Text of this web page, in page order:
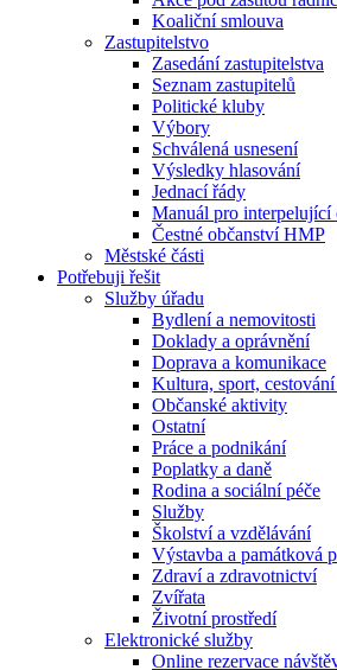
Koaliční smlouva
Zastupitelstvo
Zasedání zastupitelstva
Seznam zastupitelů
Politické kluby
Výbory
Schválená usnesení
Výsledky hlasování
Jednací řády
Manuál pro interpelující
Čestné občanství HMP
Městské části
Potřebuji řešit
Služby úřadu
Bydlení a nemovitosti
Doklady a oprávnění
Doprava a komunikace
Kultura, sport,
Občanské aktivity
Ostatní
Práce a podnikání
Poplatky a daně
Rodina a sociální péče
Služby
Školství a vzdělávání
Výstavba a památková
Zdraví a zdravotnictví
Zvířata
Životní prostředí
Elektronické služby
Online rezervace